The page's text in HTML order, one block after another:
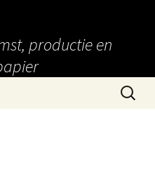
productie en
Zoeken
naar: